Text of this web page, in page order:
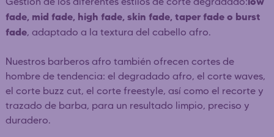
fade, mid fade, high fade, skin fade, taper fade o burst
fade, adaptado a la textura del cabello afro.
Nuestros barberos afro también ofrecen cortes de
hombre de tendencia: el degradado afro, el corte waves,
el corte buzz cut, el corte freestyle, así como el recorte y
trazado de barba, para un resultado limpio, preciso y
duradero.